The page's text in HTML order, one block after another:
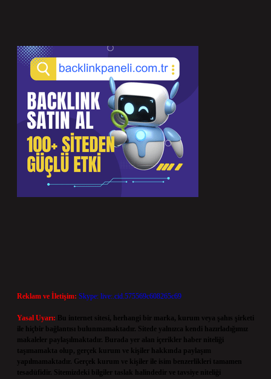
Reklam ve İletişim: Skype: live:.cid.575569c608265c69
Yasal Uyarı:
Bu internet sitesi, herhangi bir marka, kurum veya şahıs şirketi
ile hiçbir bağlantısı bulunmamaktadır. Sitede yalnızca kendi hazırladığımız
makaleler paylaşılmaktadır. Burada yer alan içerikler haber niteliği
taşımamakta olup, gerçek kurum ve kişiler hakkında paylaşım
yapılmamaktadır. Gerçek kurum ve kişiler ile isim benzerlikleri tamamen
tesadüfidir. Sitemizdeki bilgiler taslak halindedir ve tavsiye niteliği